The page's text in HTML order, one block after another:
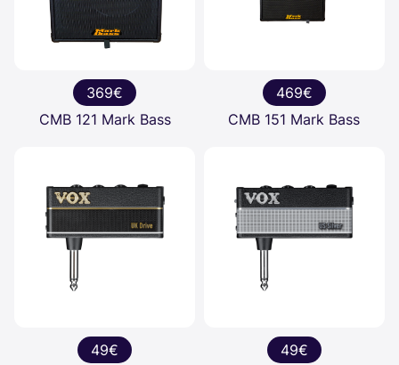
369€
CMB 121 Mark Bass
469€
CMB 151 Mark Bass
49€
49€